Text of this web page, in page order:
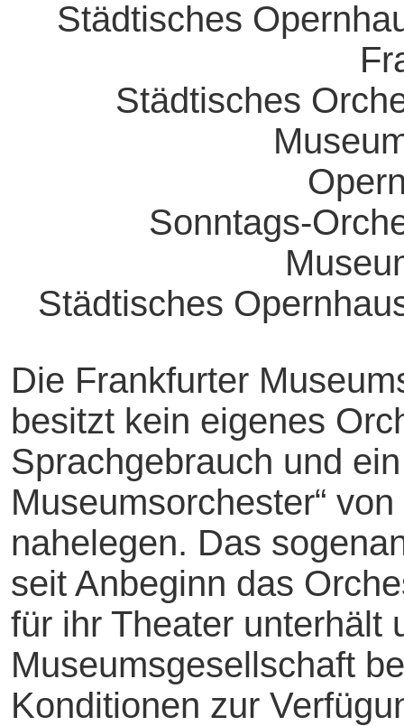
Städtisches
Städtisches
Sonntags-
Städtisches
Die Frankfurter
besitzt kein eigenes
Sprachgebrauch und
Museumsorchester“
nahelegen. Das
seit Anbeginn das
für ihr Theater unterhält
Museumsgesellschaft
Konditionen zur